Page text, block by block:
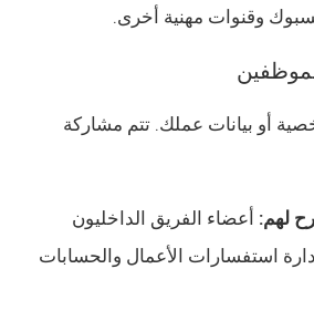
وقنوات مهنية أخرى.
أو بيانات عملك. تتم مشاركة
لهم: أعضاء الفريق الداخليون
استفسارات الأعمال والحسابات